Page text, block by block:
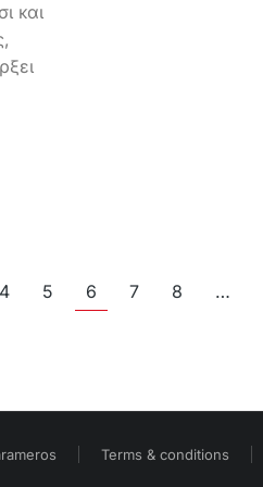
και
4 5 6 7 8 …
Terms & conditions